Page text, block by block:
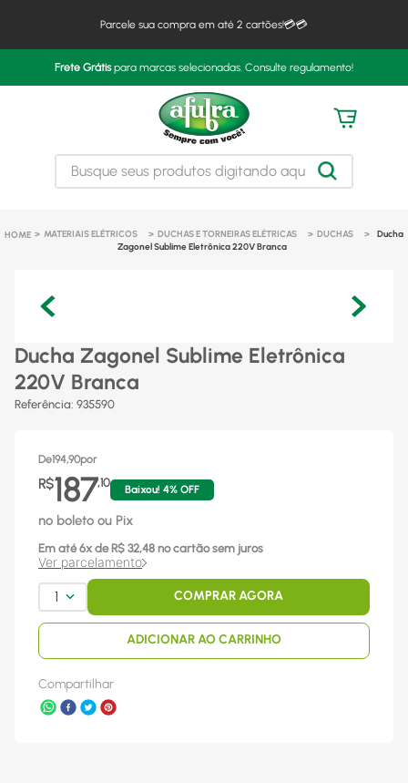
Parcele sua compra em até 2 cartões!💳💳
Frete Grátispara marcas selecionadas. Consulte regulamento!
MATERIAIS ELÉTRICOS DUCHAS E TORNEIRAS ELÉTRICAS DUCHAS
Ducha
Zagonel Sublime Eletrônica 220V Branca
Ducha Zagonel Sublime Eletrônica
220V Branca
Referência: 935590
De194,90por
R$187,10
Baixou! 4% OFF
no boleto ou Pix
Em até 6x de R$ 32,48 no cartão sem juros
Ver parcelamento
1 COMPRAR AGORA
ADICIONAR AO CARRINHO
Compartilhar